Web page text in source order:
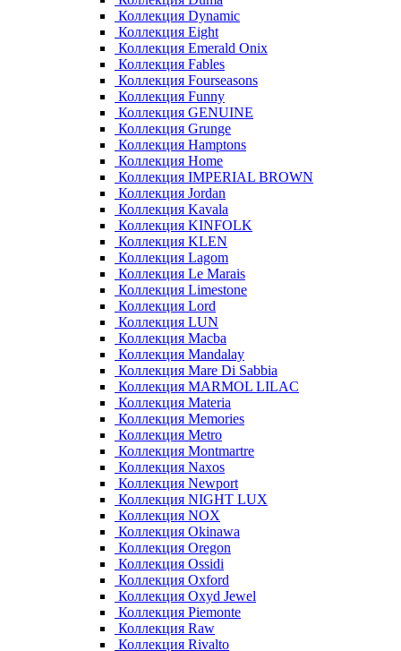
Коллекция Dynamic
Коллекция Eight
Коллекция Emerald Onix
Коллекция Fables
Коллекция Fourseasons
Коллекция Funny
Коллекция GENUINE
Коллекция Grunge
Коллекция Hamptons
Коллекция Home
Коллекция IMPERIAL BROWN
Коллекция Jordan
Коллекция Kavala
Коллекция KINFOLK
Коллекция KLEN
Коллекция Lagom
Коллекция Le Marais
Коллекция Limestone
Коллекция Lord
Коллекция LUN
Коллекция Macba
Коллекция Mandalay
Коллекция Mare Di Sabbia
Коллекция MARMOL LILAC
Коллекция Materia
Коллекция Memories
Коллекция Metro
Коллекция Montmartre
Коллекция Naxos
Коллекция Newport
Коллекция NIGHT LUX
Коллекция NOX
Коллекция Okinawa
Коллекция Oregon
Коллекция Ossidi
Коллекция Oxford
Коллекция Oxyd Jewel
Коллекция Piemonte
Коллекция Raw
Коллекция Rivalto